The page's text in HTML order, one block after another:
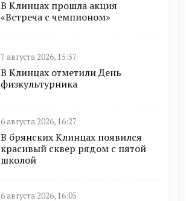
В Клинцах прошла акция
«Встреча с чемпионом»
7 августа 2026, 15:37
В Клинцах отметили День
физкультурника
6 августа 2026, 16:27
В брянских Клинцах появился
красивый сквер рядом с пятой
школой
6 августа 2026, 16:05